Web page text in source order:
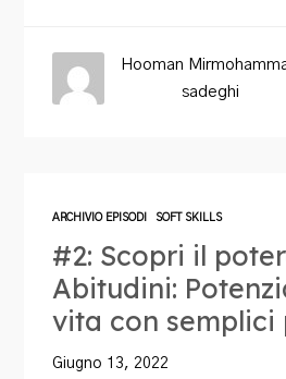
Hooman
sadeghi
ARCHIVIO EPISODI SOFT SKILLS
#2: Scopri il
Abitudini:
vita con semplici
Giugno 13, 2022